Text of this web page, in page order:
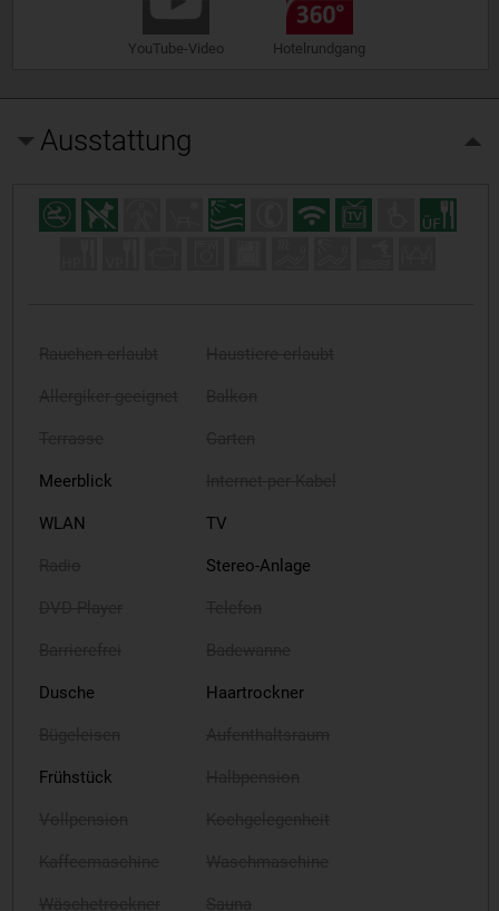
YouTube-Video Hotelrundgang
Ausstattung
Meerblick
WLAN TV
Stereo-Anlage
Dusche Haartrockner
Frühstück